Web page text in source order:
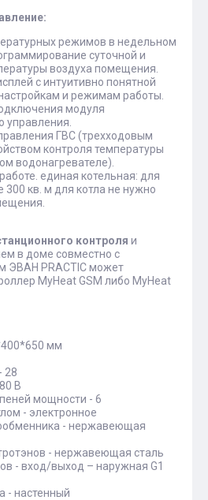
режимов в недельном
суточной и
воздуха помещения.
с интуитивно понятной
и режимам работы.
модуля
управления.
ГВС (трехходовым
контроля температуры
водонагревателе).
единая котельная: для
300 кв. м для котла не нужно
контроля и
в доме совместно с
ЭВАН PRACTIC может
MyHeat GSM либо MyHeat
мм
28
В
мощности - 6
- электронное
- нержавеющая
- нержавеющая сталь
- вход/выход – наружная G1
- настенный